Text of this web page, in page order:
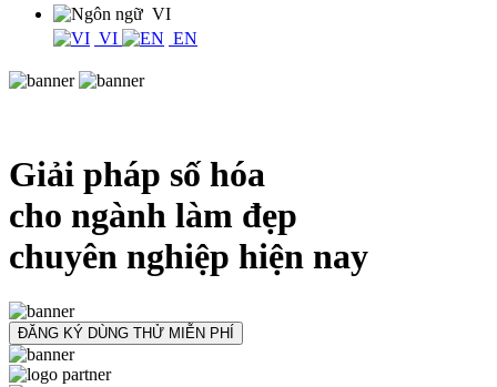
VI
VI
EN
Giải pháp số hóa
cho ngành làm đẹp
chuyên nghiệp hiện nay
ĐĂNG KÝ DÙNG THỬ MIỄN PHÍ